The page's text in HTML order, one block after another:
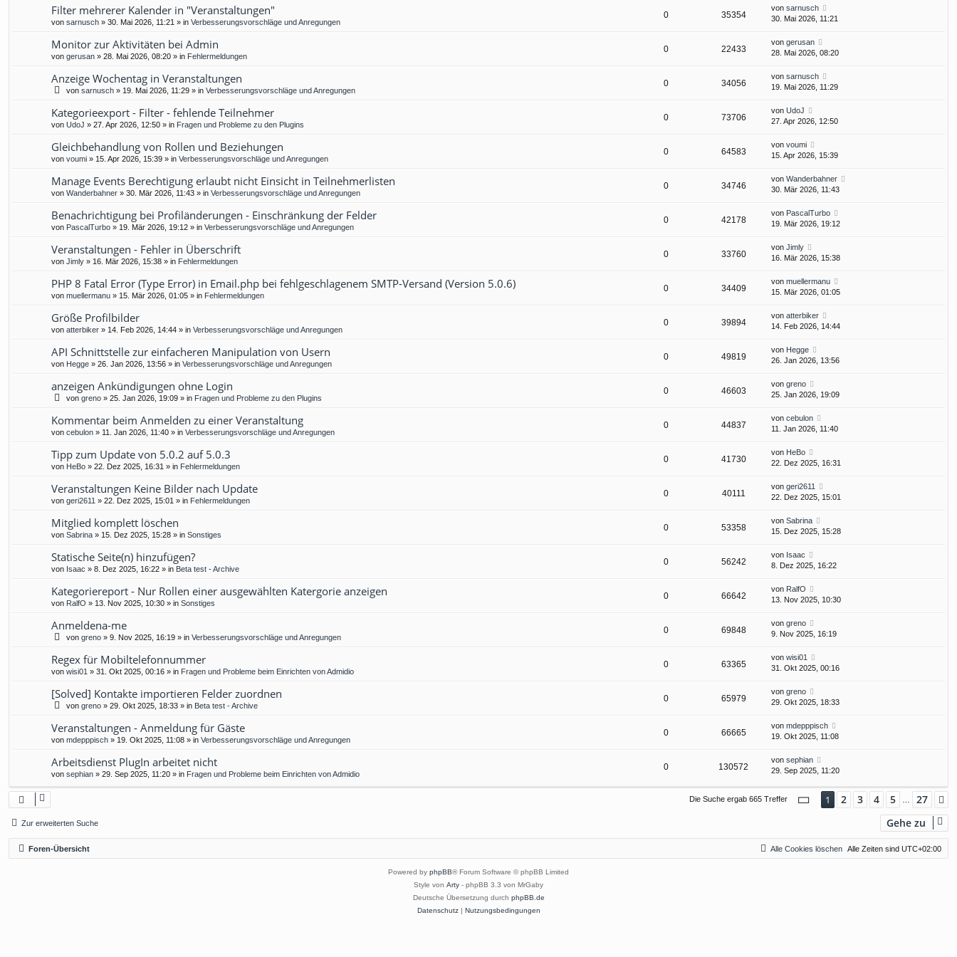
Filter mehrerer Kalender in "Veranstaltungen"
von sarnusch » 30. Mai 2026, 11:21 » in Verbesserungsvorschläge und Anregungen
0 35354
von sarnusch
30. Mai 2026, 11:21
Monitor zur Aktivitäten bei Admin
von gerusan » 28. Mai 2026, 08:20 » in Fehlermeldungen
0 22433
von gerusan
28. Mai 2026, 08:20
Anzeige Wochentag in Veranstaltungen
von sarnusch » 19. Mai 2026, 11:29 » in Verbesserungsvorschläge und Anregungen
0 34056
von sarnusch
19. Mai 2026, 11:29
Kategorieexport - Filter - fehlende Teilnehmer
von UdoJ » 27. Apr 2026, 12:50 » in Fragen und Probleme zu den Plugins
0 73706
von UdoJ
27. Apr 2026, 12:50
Gleichbehandlung von Rollen und Beziehungen
von voumi » 15. Apr 2026, 15:39 » in Verbesserungsvorschläge und Anregungen
0 64583
von voumi
15. Apr 2026, 15:39
Manage Events Berechtigung erlaubt nicht Einsicht in Teilnehmerlisten
von Wanderbahner » 30. Mär 2026, 11:43 » in Verbesserungsvorschläge und Anregungen
0 34746
von Wanderbahner
30. Mär 2026, 11:43
Benachrichtigung bei Profiländerungen - Einschränkung der Felder
von PascalTurbo » 19. Mär 2026, 19:12 » in Verbesserungsvorschläge und Anregungen
0 42178
von PascalTurbo
19. Mär 2026, 19:12
Veranstaltungen - Fehler in Überschrift
von Jimly » 16. Mär 2026, 15:38 » in Fehlermeldungen
0 33760
von Jimly
16. Mär 2026, 15:38
PHP 8 Fatal Error (Type Error) in Email.php bei fehlgeschlagenem SMTP-Versand (Version 5.0.6)
von muellermanu » 15. Mär 2026, 01:05 » in Fehlermeldungen
0 34409
von muellermanu
15. Mär 2026, 01:05
Größe Profilbilder
von atterbiker » 14. Feb 2026, 14:44 » in Verbesserungsvorschläge und Anregungen
0 39894
von atterbiker
14. Feb 2026, 14:44
API Schnittstelle zur einfacheren Manipulation von Usern
von Hegge » 26. Jan 2026, 13:56 » in Verbesserungsvorschläge und Anregungen
0 49819
von Hegge
26. Jan 2026, 13:56
anzeigen Ankündigungen ohne Login
von greno » 25. Jan 2026, 19:09 » in Fragen und Probleme zu den Plugins
0 46603
von greno
25. Jan 2026, 19:09
Kommentar beim Anmelden zu einer Veranstaltung
von cebulon » 11. Jan 2026, 11:40 » in Verbesserungsvorschläge und Anregungen
0 44837
von cebulon
11. Jan 2026, 11:40
Tipp zum Update von 5.0.2 auf 5.0.3
von HeBo » 22. Dez 2025, 16:31 » in Fehlermeldungen
0 41730
von HeBo
22. Dez 2025, 16:31
Veranstaltungen Keine Bilder nach Update
von geri2611 » 22. Dez 2025, 15:01 » in Fehlermeldungen
0 40111
von geri2611
22. Dez 2025, 15:01
Mitglied komplett löschen
von Sabrina » 15. Dez 2025, 15:28 » in Sonstiges
0 53358
von Sabrina
15. Dez 2025, 15:28
Statische Seite(n) hinzufügen?
von Isaac » 8. Dez 2025, 16:22 » in Beta test - Archive
0 56242
von Isaac
8. Dez 2025, 16:22
Kategoriereport - Nur Rollen einer ausgewählten Katergorie anzeigen
von RalfO » 13. Nov 2025, 10:30 » in Sonstiges
0 66642
von RalfO
13. Nov 2025, 10:30
Anmeldena-me
von greno » 9. Nov 2025, 16:19 » in Verbesserungsvorschläge und Anregungen
0 69848
von greno
9. Nov 2025, 16:19
Regex für Mobiltelefonnummer
von wisi01 » 31. Okt 2025, 00:16 » in Fragen und Probleme beim Einrichten von Admidio
0 63365
von wisi01
31. Okt 2025, 00:16
[Solved] Kontakte importieren Felder zuordnen
von greno » 29. Okt 2025, 18:33 » in Beta test - Archive
0 65979
von greno
29. Okt 2025, 18:33
Veranstaltungen - Anmeldung für Gäste
von mdepppisch » 19. Okt 2025, 11:08 » in Verbesserungsvorschläge und Anregungen
0 66665
von mdepppisch
19. Okt 2025, 11:08
Arbeitsdienst PlugIn arbeitet nicht
von sephian » 29. Sep 2025, 11:20 » in Fragen und Probleme beim Einrichten von Admidio
0 130572
von sephian
29. Sep 2025, 11:20
Die Suche ergab 665 Treffer Seite 1von 27
1 2 3 4 5 … 27
Zur erweiterten Suche Gehe zu
Foren-Übersicht Alle Zeiten sind UTC+02:00
Alle Cookies löschen
Powered by phpBB® Forum Software © phpBB Limited
Style von Arty - phpBB 3.3 von MrGaby
Deutsche Übersetzung durch phpBB.de
Datenschutz| Nutzungsbedingungen